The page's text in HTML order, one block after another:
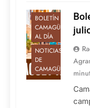
BOLETÍN
CAMAGÜEY
AL DÍA
NOTICIAS
DE
CAMAGÜEY